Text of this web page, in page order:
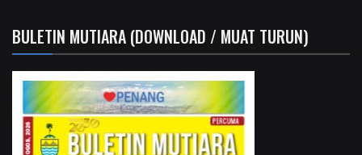
BULETIN MUTIARA (DOWNLOAD / MUAT TURUN)